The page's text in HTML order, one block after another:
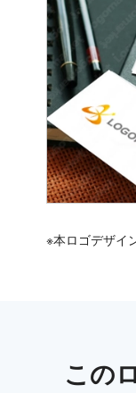
※本ロゴデザイ
この